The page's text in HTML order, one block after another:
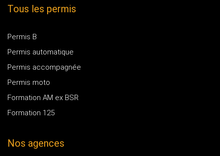
Tous les permis
Permis B
Permis automatique
Permis accompagnée
Permis moto
Formation AM ex BSR
Formation 125
Nos agences